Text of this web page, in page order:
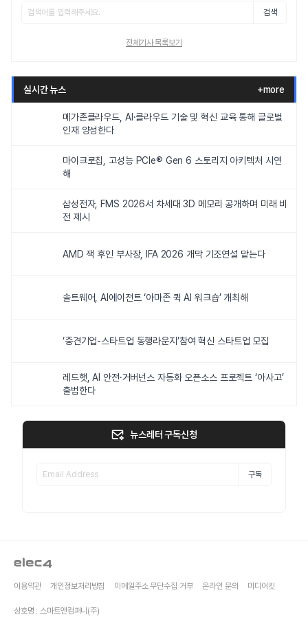
검색
전체기사 목록보기
실시간 뉴스 +more
메가존클라우드, AI·클라우드 기술 및 혁신 교육 통해 글로벌
인재 양성한다
마이크로칩, 고성능 PCIe® Gen 6 스토리지 아키텍처 시연
해
삼성전자, FMS 2026서 차세대 3D 메모리 공개하며 미래 비
전 제시
AMD 잭 후인 부사장, IFA 2026 개막 기조연설 맡는다
솔트웨어, AI에이전트 ‘아마존 퀵 AI 워크숍’ 개최해
‘중견기업-스타트업 동행라운지’참여 혁신 스타트업 모집
레드햇, AI 안전·거버넌스 자동화 오픈소스 프로젝트 ‘아사고’
출범한다
뉴스레터 구독신청
구독
이용약관 개인정보처리방침 이메일주소 무단수집 거부 온라인 문의 미디어킷
상호명 : 스마트앤컴퍼니(주)